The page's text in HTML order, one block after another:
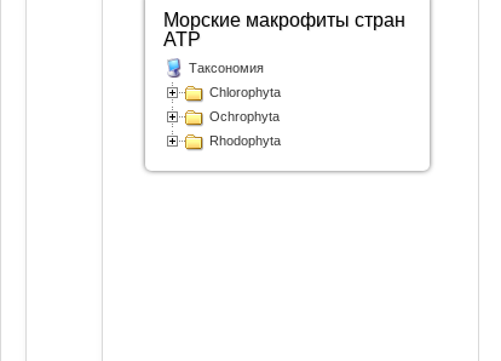
Морские макрофиты стран
АТР
Таксономия
Chlorophyta
Ochrophyta
Rhodophyta